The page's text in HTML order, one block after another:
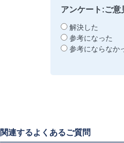
アンケート:ご意
解決した
参考になった
参考にならなか
関連するよくあるご質問